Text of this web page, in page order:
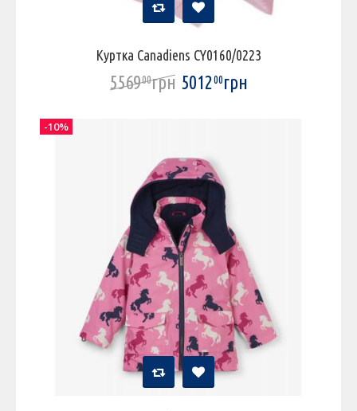
Куртка Canadiens CY0160/0223
556900грн 501200грн
-10%